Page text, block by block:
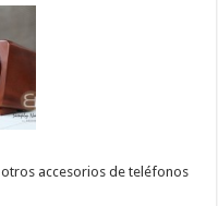
otros accesorios de teléfonos